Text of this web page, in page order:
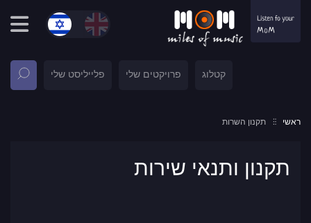
קטלוג פרויקטים שלי פלייליסט שלי
ראשי תקנון השרות
תקנון ותנאי שירות